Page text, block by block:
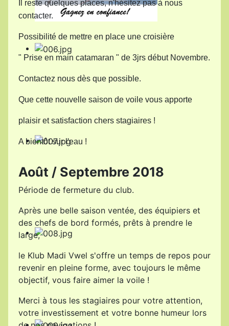
Il reste quelques places, n'hésitez pas à nous
contacter.
Possibilité de mettre en place une croisière
" Prise en main catamaran " de 3jrs début Novembre.
Contactez nous dès que possible.
Que cette nouvelle saison de voile vous apporte
plaisir et satisfaction chers stagiaires !
A bientôt sur l'eau !
Août / Septembre 2018
Période de fermeture du club.
Après une belle saison ventée, des équipiers et
des chefs de bord formés, prêts à prendre le
large,
le Klub Madi Vwel s'offre un temps de repos pour
revenir en pleine forme, avec toujours le même
objectif, vous faire aimer la voile !
Merci à tous les stagiaires pour votre attention,
votre investissement et votre bonne humeur lors